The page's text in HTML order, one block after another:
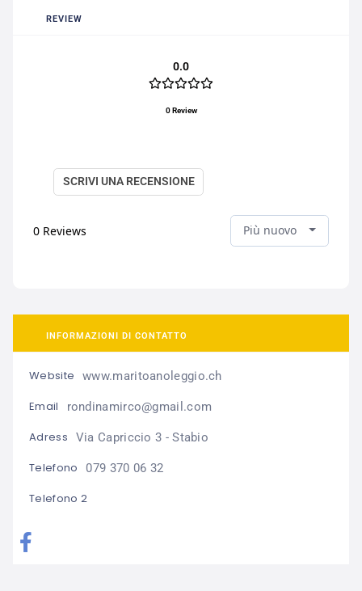
REVIEW
0.0
0 Review
SCRIVI UNA RECENSIONE
0 Reviews Più nuovo
INFORMAZIONI DI CONTATTO
Website www.maritoanoleggio.ch
Email rondinamirco@gmail.com
Adress Via Capriccio 3 - Stabio
Telefono 079 370 06 32
Telefono 2